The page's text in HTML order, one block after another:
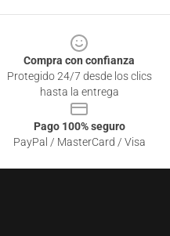
Compra con confianza
Protegido 24/7 desde los clics
hasta la entrega
Pago 100% seguro
PayPal / MasterCard / Visa